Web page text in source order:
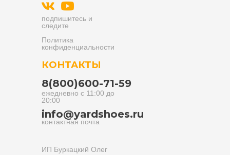
КОНТАКТЫ
8(800)600-71-59
ежедневно с 11:00 до
20:00
контактная почта
info@yardshoes.ru
ИП Буркацкий Олег
подпишитесь и
следите
Политика
конфиденциальности